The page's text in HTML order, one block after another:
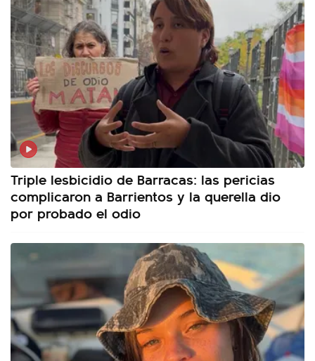
Triple lesbicidio de Barracas: las pericias
complicaron a Barrientos y la querella dio
por probado el odio